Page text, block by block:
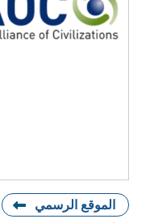
الموقع الرسمي